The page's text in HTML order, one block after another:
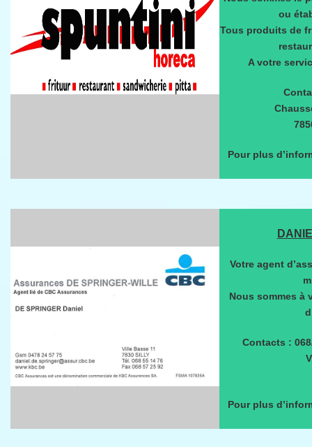
ou
Tous produits de
A votre
Pour plus
Votre agent
Nous sommes à
Contacts :
Pour plus